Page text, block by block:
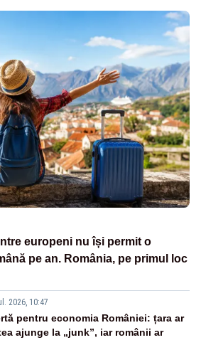
europeni nu își permit o
pe an. România, pe primul loc
2026, 10:47
pentru economia României: țara ar
ajunge la „junk”, iar românii ar